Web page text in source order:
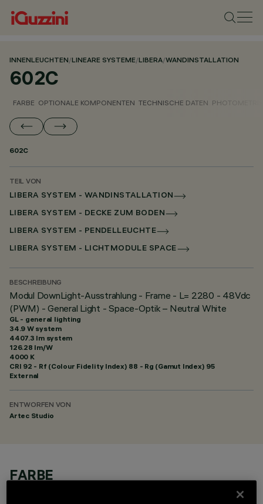
INNENLEUCHTEN/LINEARE SYSTEME/LIBERA/WANDINSTALLATION
602C
FARBE OPTIONALE KOMPONENTEN TECHNISCHE DATEN
602C
TEIL VON
LIBERA SYSTEM - WANDINSTALLATION
LIBERA SYSTEM - DECKE ZUM BODEN
LIBERA SYSTEM - PENDELLEUCHTE
LIBERA SYSTEM - LICHTMODULE SPACE
BESCHREIBUNG
Modul DownLight-Ausstrahlung - Frame - L= 2280 - 48Vdc
(PWM) - General Light - Space-Optik – Neutral White
GL - general lighting
34.9 W system
4407.3 lm system
126.28 lm/W
4000 K
CRI 92 - Rf (Colour Fidelity Index) 88 - Rg (Gamut Index) 95
External
ENTWORFEN VON
Artec Studio
FARBE